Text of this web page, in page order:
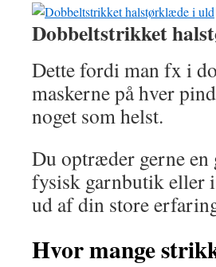
Dobbeltstrikket
Dette fordi man fx i
maskerne på hver
noget som helst.
Du optræder gerne en
fysisk garnbutik eller
ud af din store
Hvor mange